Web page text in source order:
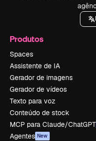
Produtos
Spaces
Assistente de IA
Gerador de imagens
Gerador de vídeos
Texto para voz
Conteúdo de stock
MCP para Claude/ChatGPT
Agentes New